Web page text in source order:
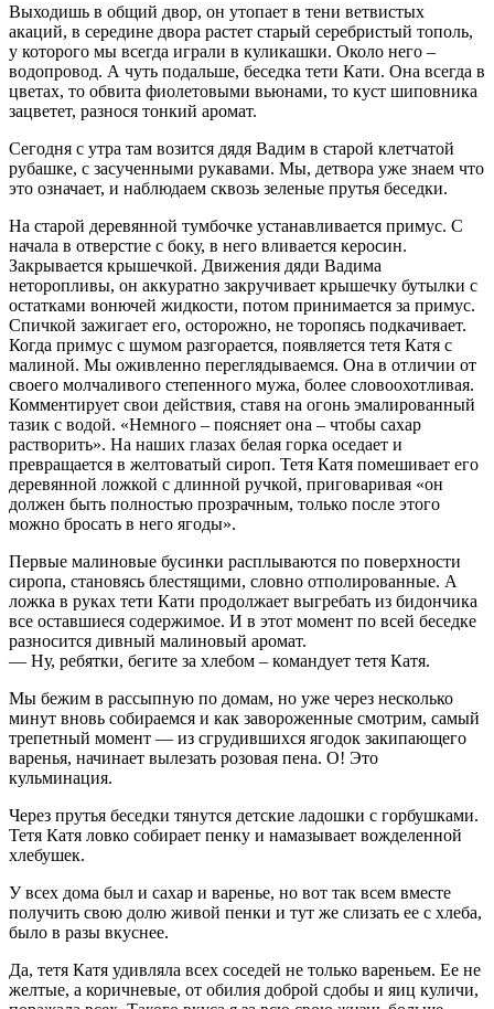
Выходишь в общий двор, он утопает в тени ветвистых
акаций, в середине двора растет старый серебристый тополь,
у которого мы всегда играли в куликашки. Около него –
водопровод. А чуть подальше, беседка тети Кати. Она всегда в
цветах, то обвита фиолетовыми вьюнами, то куст шиповника
зацветет, разнося тонкий аромат.
Сегодня с утра там возится дядя Вадим в старой клетчатой
рубашке, с засученными рукавами. Мы, детвора уже знаем что
это означает, и наблюдаем сквозь зеленые прутья беседки.
На старой деревянной тумбочке устанавливается примус. С
начала в отверстие с боку, в него вливается керосин.
Закрывается крышечкой. Движения дяди Вадима
неторопливы, он аккуратно закручивает крышечку бутылки с
остатками вонючей жидкости, потом принимается за примус.
Спичкой зажигает его, осторожно, не торопясь подкачивает.
Когда примус с шумом разгорается, появляется тетя Катя с
малиной. Мы оживленно переглядываемся. Она в отличии от
своего молчаливого степенного мужа, более словоохотливая.
Комментирует свои действия, ставя на огонь эмалированный
тазик с водой. «Немного – поясняет она – чтобы сахар
растворить». На наших глазах белая горка оседает и
превращается в желтоватый сироп. Тетя Катя помешивает его
деревянной ложкой с длинной ручкой, приговаривая «он
должен быть полностью прозрачным, только после этого
можно бросать в него ягоды».
Первые малиновые бусинки расплываются по поверхности
сиропа, становясь блестящими, словно отполированные. А
ложка в руках тети Кати продолжает выгребать из бидончика
все оставшиеся содержимое. И в этот момент по всей беседке
разносится дивный малиновый аромат.
— Ну, ребятки, бегите за хлебом – командует тетя Катя.
Мы бежим в рассыпную по домам, но уже через несколько
минут вновь собираемся и как завороженные смотрим, самый
трепетный момент — из сгрудившихся ягодок закипающего
варенья, начинает вылезать розовая пена. О! Это
кульминация.
Через прутья беседки тянутся детские ладошки с горбушками.
Тетя Катя ловко собирает пенку и намазывает вожделенной
хлебушек.
У всех дома был и сахар и варенье, но вот так всем вместе
получить свою долю живой пенки и тут же слизать ее с хлеба,
было в разы вкуснее.
Да, тетя Катя удивляла всех соседей не только вареньем. Ее не
желтые, а коричневые, от обилия доброй сдобы и яиц куличи,